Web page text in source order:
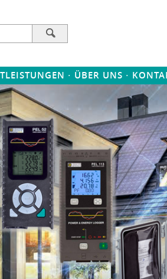
· ÜBER UNS ·